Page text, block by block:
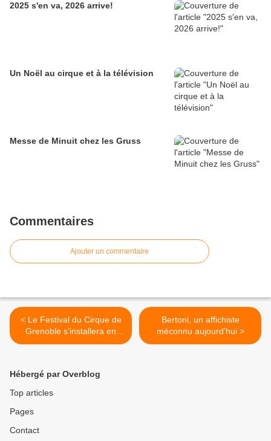
2025 s'en va, 2026 arrive!
Un Noël au cirque et à la télévision
Messe de Minuit chez les Gruss
Commentaires
Ajouter un commentaire
< Le Festival du Cirque de
Grenoble s’installera en
2015 à Voiron
Bertoni, un affichiste
méconnu aujourd'hui >
Hébergé par Overblog
Top articles
Pages
Contact